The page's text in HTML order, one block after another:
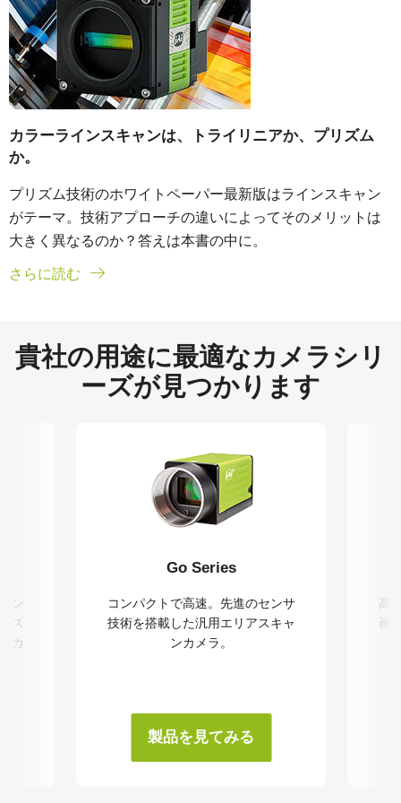
カラーラインスキャンは、トライリニアか、プリズム
か。
プリズム技術のホワイトペーパー最新版はラインスキャン
がテーマ。技術アプローチの違いによってそのメリットは
大きく異なるのか？答えは本書の中に。
さらに読む
貴社の用途に最適なカメラシリ
ーズが見つかります
ン
ス
カ
Go Series
コンパクトで高速。先進のセンサ
技術を搭載した汎用エリアスキャ
ンカメラ。
製品を見てみる
高
画